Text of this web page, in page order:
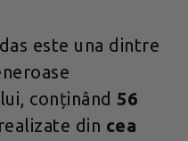
este una dintre
conținând 56
din cea